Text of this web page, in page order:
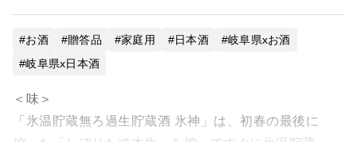
お酒 贈答品 家庭用 日本酒
岐阜県xお酒
岐阜県x日本酒
＜味＞
「氷温貯蔵無ろ過生貯蔵酒 氷神」は、初春の最後に